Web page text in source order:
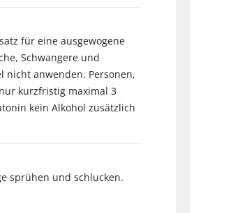
für eine ausgewogene
Schwangere und
nicht anwenden. Personen,
kurzfristig maximal 3
kein Alkohol zusätzlich
sprühen und schlucken.